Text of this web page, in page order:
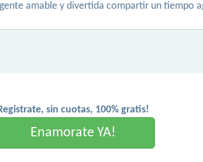
amable y divertida compartir un tiempo
sin cuotas, 100% gratis!
Enamorate YA!